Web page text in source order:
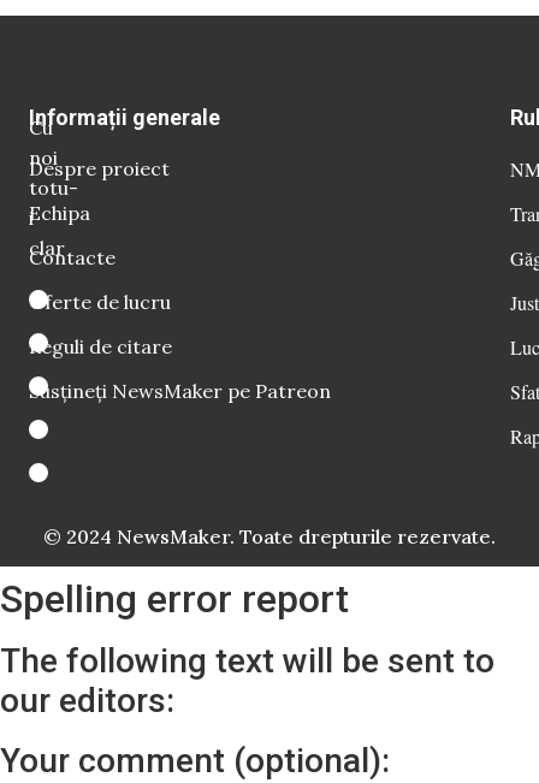
Cu
noi
totu-
i
clar
Informații generale
Despre proiect
Echipa
Contacte
Oferte de lucru
Reguli de citare
Susțineți NewsMaker pe Patreon
© 2024 NewsMaker. Toate drepturile rezervate.
Spelling error report
The following text will be sent to
our editors:
Your comment (optional):